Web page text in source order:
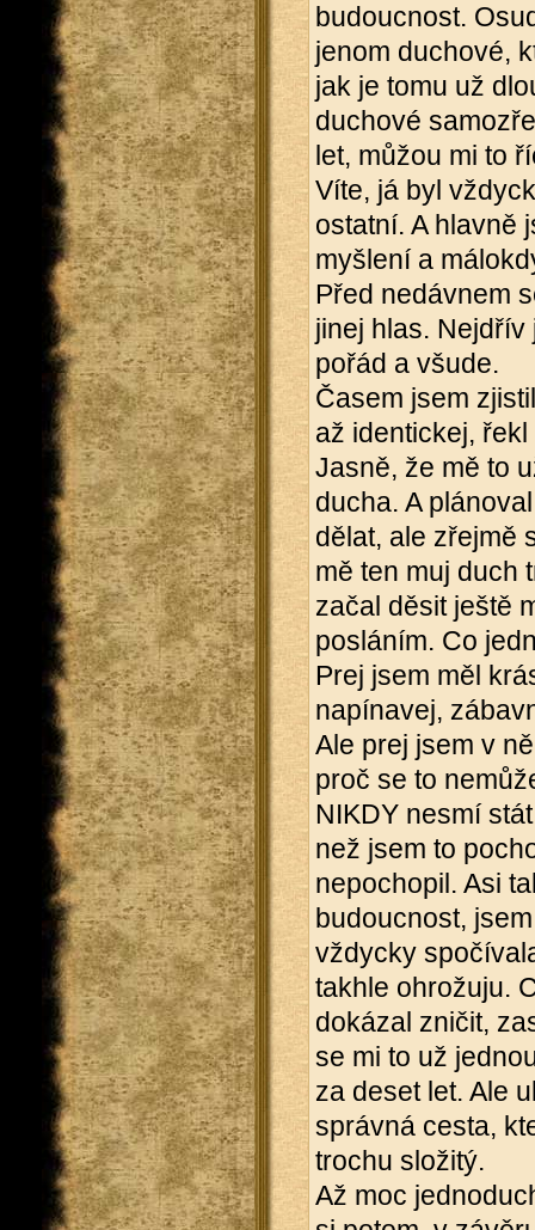
budoucnost.
jenom duchové,
jak je tomu už
duchové
let, můžou mi to
Víte, já byl
ostatní. A hlavně
myšlení a
Před nedávnem
jinej hlas. Nejdřív
pořád a všude.
Časem jsem
až identickej, řekl
Jasně, že mě to
ducha. A
dělat, ale zřejmě
mě ten muj duch
začal děsit ještě
posláním. Co
Prej jsem měl
napínavej,
Ale prej jsem v
proč se to
NIKDY nesmí
než jsem to
nepochopil. Asi
budoucnost,
vždycky
takhle ohrožuju.
dokázal zničit,
se mi to už
za deset let. Ale
správná cesta,
trochu složitý.
Až moc